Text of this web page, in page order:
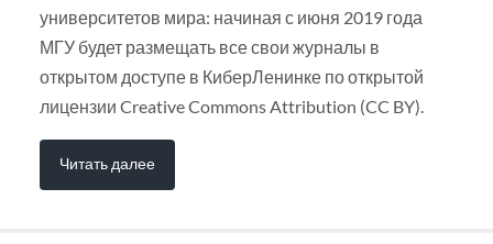
университетов мира: начиная с июня 2019 года
МГУ будет размещать все свои журналы в
открытом доступе в КиберЛенинке по открытой
лицензии Creative Commons Attribution (CC BY).
Читать далее